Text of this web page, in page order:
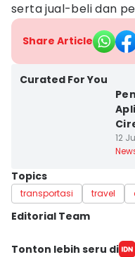
serta jual-beli dan
Share Article
Curated For You
12
Topics
transportasi travel
Editorial Team
Editor
Tonton lebih seru di